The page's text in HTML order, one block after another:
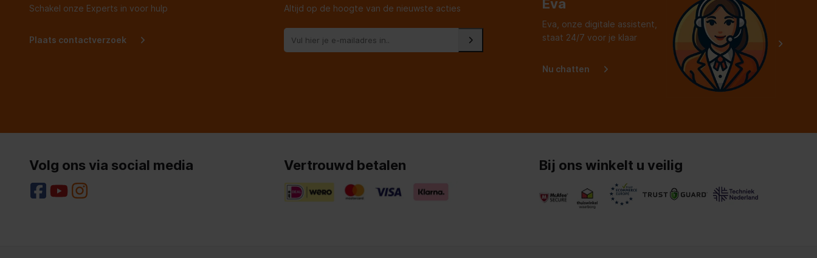
Schakel onze Experts in voor hulp
Plaats contactverzoek
Altijd op de hoogte van de nieuwste acties
Eva
Eva, onze digitale assistent,
staat 24/7 voor je klaar
Nu chatten
Volg ons via social media Vertrouwd betalen Bij ons winkelt u veilig